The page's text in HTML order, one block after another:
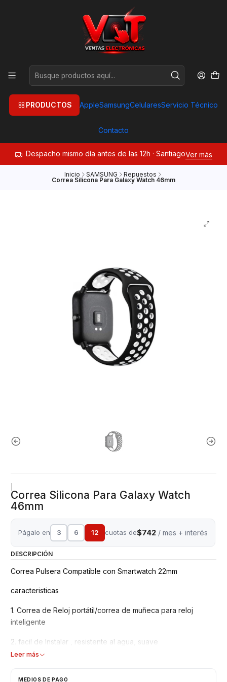
PRODUCTOS AppleSamsungCelularesServicio Técnico
Contacto
Despacho mismo día antes de las 12h · SantiagoVer más
Inicio SAMSUNG Repuestos
Correa Silicona Para Galaxy Watch 46mm
Correa Silicona Para Galaxy Watch
46mm
Págalo en 3 6 12 cuotas de$742 / mes + interés
DESCRIPCIÓN
Correa Pulsera Compatible con Smartwatch 22mm
caracteristicas
1. Correa de Reloj portátil/correa de muñeca para reloj
inteligente
2. facil de Instalar , resistente al agua, suave
Leer más
MEDIOS DE PAGO